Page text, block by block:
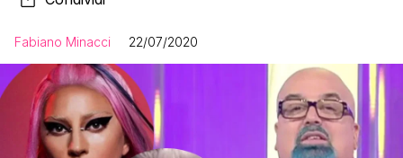
Fabiano Minacci 22/07/2020